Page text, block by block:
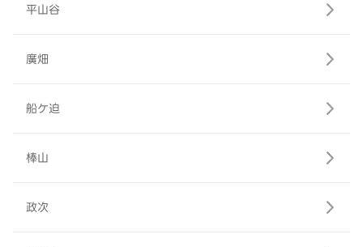
平山谷
廣畑
船ケ迫
棒山
政次